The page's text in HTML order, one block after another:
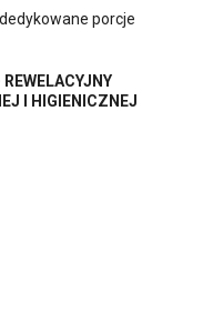
porcje
I HIGIENICZNEJ